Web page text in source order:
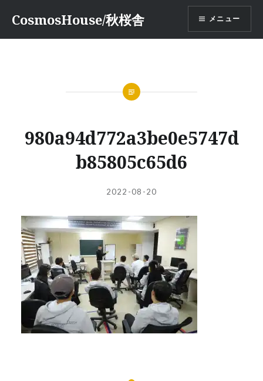
テ
CosmosHouse/秋桜舎 メニュー
980a94d772a3be0e5747d
b85805c65d6
投
者:
投
日:
2022-08-20